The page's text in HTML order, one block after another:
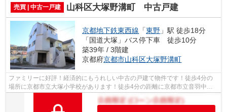
売買 | 中古一戸建 山科区大塚野溝町 中古戸建
京都地下鉄東西線 「東野 」駅 徒歩18分
「国道大塚」バス停下車 徒歩10分
築39年 / 3階建
京都府京都市山科区大塚野溝町
ファミリーに好評！経済的にもうれしい中古の戸建て物件です！徒歩4分の
場所に京都市立大塚小学校があります！徒歩4分の距離に京都市立音羽中学
校があるのも魅力！内外装リフォーム済...